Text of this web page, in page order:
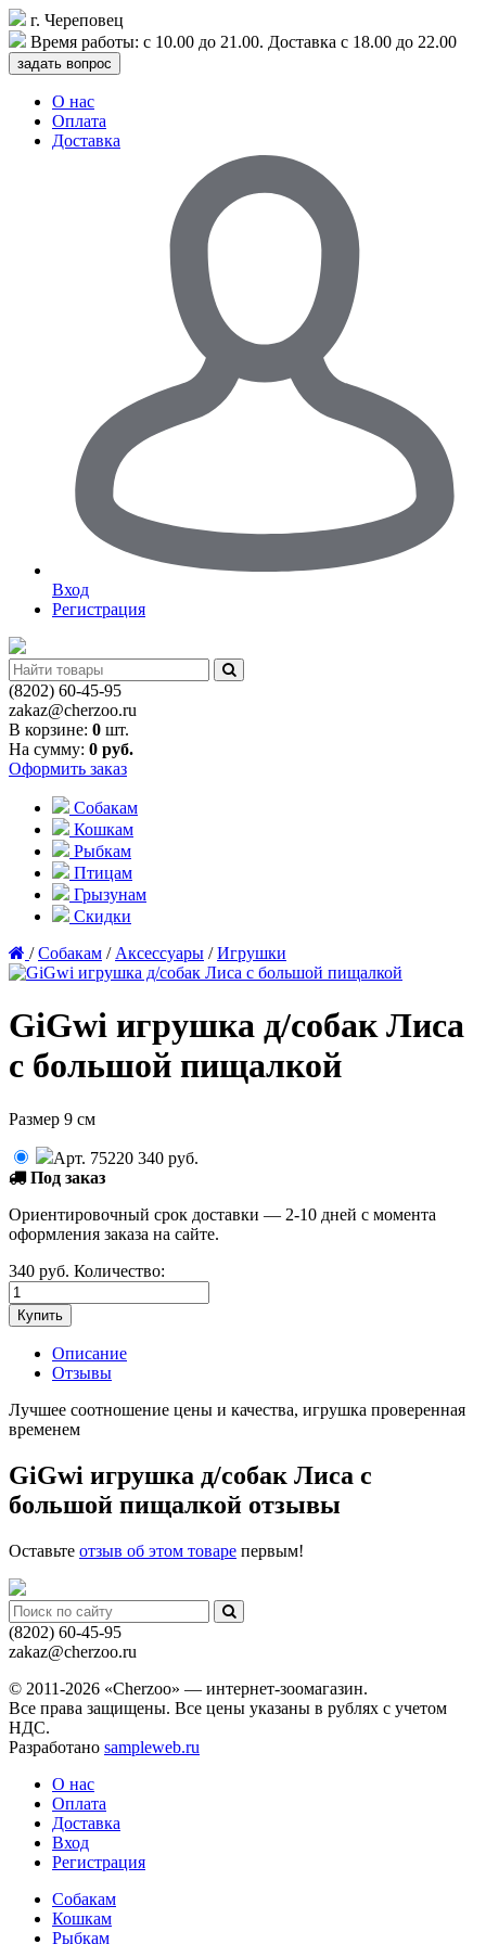
г. Череповец
Время работы: с 10.00 до 21.00. Доставка с 18.00 до 22.00
задать вопрос
О нас
Оплата
Доставка
Вход
Регистрация
(8202) 60-45-95
zakaz@cherzoo.ru
В корзине: 0 шт.
На сумму: 0 руб.
Оформить заказ
Собакам
Кошкам
Рыбкам
Птицам
Грызунам
Скидки
/ Собакам / Аксессуары / Игрушки
GiGwi игрушка д/собак Лиса
с большой пищалкой
Размер 9 см
Арт. 75220 340 руб.
Под заказ
Ориентировочный срок доставки — 2-10 дней с момента
оформления заказа на сайте.
340 руб. Количество:
Описание
Отзывы
Лучшее соотношение цены и качества, игрушка проверенная
временем
GiGwi игрушка д/собак Лиса с
большой пищалкой отзывы
Оставьте отзыв об этом товаре первым!
(8202) 60-45-95
zakaz@cherzoo.ru
© 2011-2026 «Cherzoo» — интернет-зоомагазин.
Все права защищены. Все цены указаны в рублях с учетом
НДС.
Разработано sampleweb.ru
О нас
Оплата
Доставка
Вход
Регистрация
Собакам
Кошкам
Рыбкам